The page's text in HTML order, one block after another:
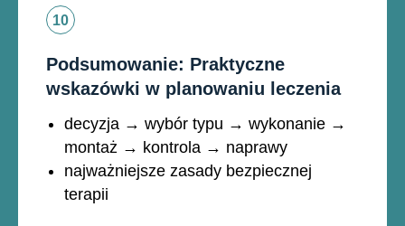
Podsumowanie: Praktyczne
wskazówki w planowaniu leczenia
decyzja → wybór typu → wykonanie →
montaż → kontrola → naprawy
najważniejsze zasady bezpiecznej
terapii